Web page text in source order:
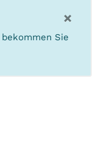
×
Sie